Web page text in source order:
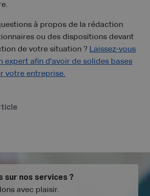
à propos de la rédaction
ou des dispositions devant
de votre situation ? Laissez-vous
expert afin d'avoir de solides bases
votre entreprise.
sur nos services ?
avec plaisir.